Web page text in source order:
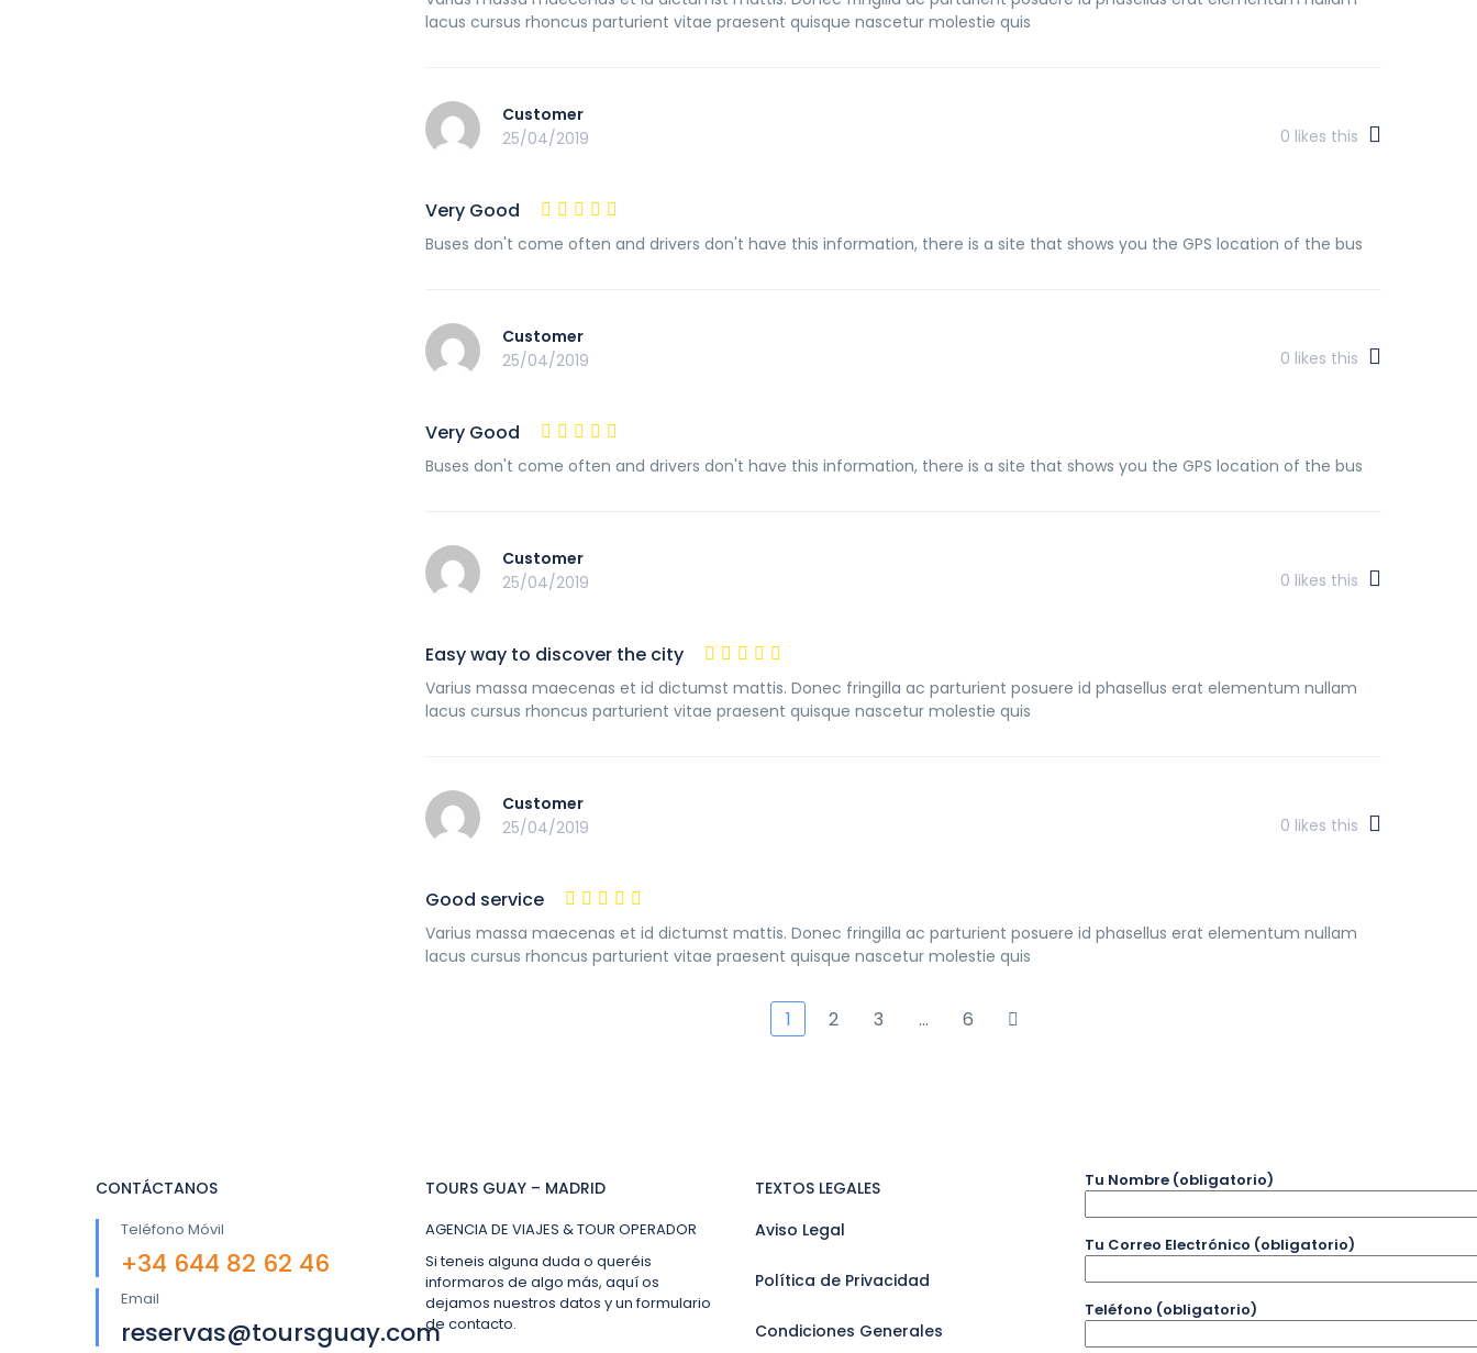
lacus cursus rhoncus parturient vitae praesent quisque nascetur molestie quis
Customer
25/04/2019
0 likes this
Very Good
Buses don't come often and drivers don't have this information, there is a site that shows you the GPS location of the bus
Customer
25/04/2019
0 likes this
Very Good
Buses don't come often and drivers don't have this information, there is a site that shows you the GPS location of the bus
Customer
25/04/2019
0 likes this
Easy way to discover the city
Varius massa maecenas et id dictumst mattis. Donec fringilla ac parturient posuere id phasellus erat elementum nullam
lacus cursus rhoncus parturient vitae praesent quisque nascetur molestie quis
Customer
25/04/2019
0 likes this
Good service
Varius massa maecenas et id dictumst mattis. Donec fringilla ac parturient posuere id phasellus erat elementum nullam
lacus cursus rhoncus parturient vitae praesent quisque nascetur molestie quis
1 2 3 … 6
CONTÁCTANOS
Teléfono Móvil
+34 644 82 62 46
Email
reservas@toursguay.com
TOURS GUAY – MADRID
AGENCIA DE VIAJES & TOUR OPERADOR
Si teneis alguna duda o queréis
informaros de algo más, aquí os
dejamos nuestros datos y un formulario
de contacto.
TEXTOS LEGALES
Aviso Legal
Política de Privacidad
Condiciones Generales
Tu Nombre (obligatorio)
Tu Correo Electrónico (obligatorio)
Teléfono (obligatorio)